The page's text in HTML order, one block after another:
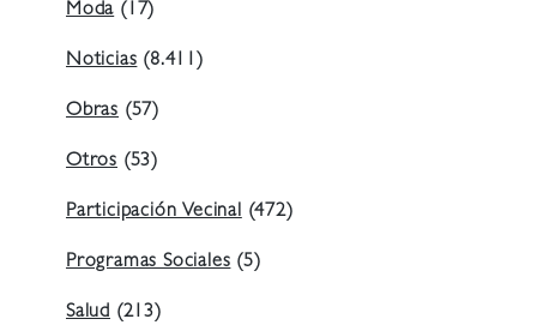
Moda(17)
Noticias(8.411)
Obras (57)
Otros (53)
Participación Vecinal(472)
Programas Sociales(5)
Salud (213)